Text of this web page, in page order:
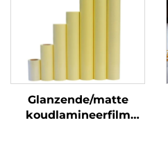
Glanzende/matte
koudlamineerfilm